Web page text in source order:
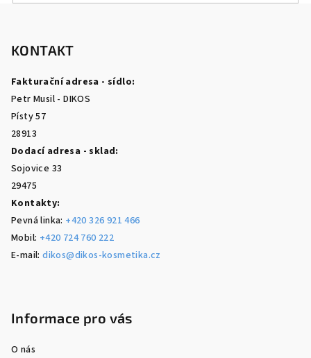
KONTAKT
Fakturační adresa - sídlo:
Petr Musil - DIKOS
Písty 57
28913
Dodací adresa - sklad:
Sojovice 33
29475
Kontakty:
Pevná linka: +420 326 921 466
Mobil: +420 724 760 222
E-mail:dikos@dikos-kosmetika.cz
Informace pro vás
O nás